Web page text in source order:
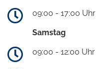
09:00 - 17:00 Uhr
Samstag
09:00 - 12:00 Uhr